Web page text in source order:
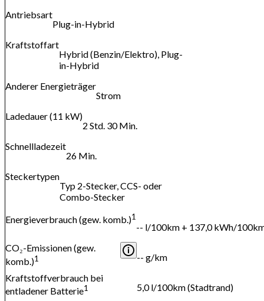
Antriebsart
Plug-in-Hybrid
Kraftstoffart
Hybrid (Benzin/Elektro), Plug-
in-Hybrid
Anderer Energieträger
Strom
Ladedauer (11 kW)
2 Std. 30 Min.
Schnellladezeit
26 Min.
Steckertypen
Typ 2-Stecker, CCS- oder
Combo-Stecker
Energieverbrauch (gew. komb.)1
-- l/100km + 137,0 kWh/
CO₂-Emissionen (gew.
komb.)1
-- g/km
Kraftstoffverbrauch bei
entladener Batterie1
5,0 l/100km (Stadtrand)